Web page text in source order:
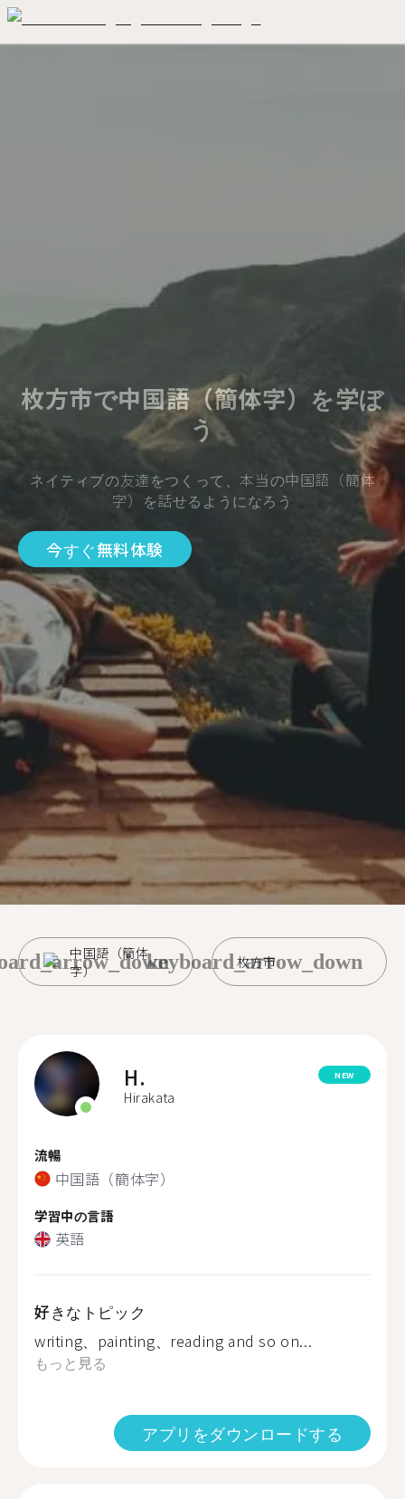
枚方市で中国語（簡体字）を学ぼ
う
ネイティブの友達をつくって、本当の中国語（簡体
字）を話せるようになろう
今すぐ無料体験
中国語（簡体
字）
枚方市
keyboard_arrow_down
H.
Hirakata
NEW
流暢
中国語（簡体字）
学習中の言語
英語
好きなトピック
writing、painting、reading and so on...
もっと見る
アプリをダウンロードする